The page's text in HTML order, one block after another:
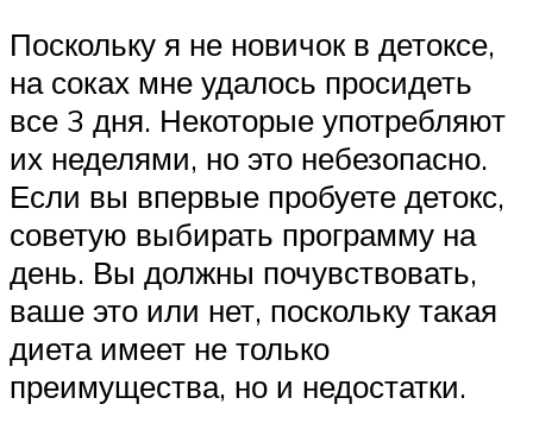
Поскольку я не новичок в детоксе,
на соках мне удалось просидеть
все 3 дня. Некоторые употребляют
их неделями, но это небезопасно.
Если вы впервые пробуете детокс,
советую выбирать программу на
день. Вы должны почувствовать,
ваше это или нет, поскольку такая
диета имеет не только
преимущества, но и недостатки.